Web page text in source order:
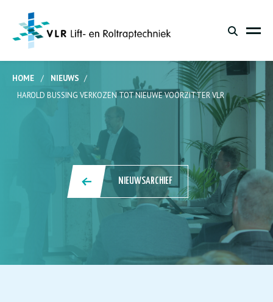
HOME / NIEUWS /
HAROLD BUSSING VERKOZEN TOT NIEUWE VOORZITTER VLR
NIEUWSARCHIEF